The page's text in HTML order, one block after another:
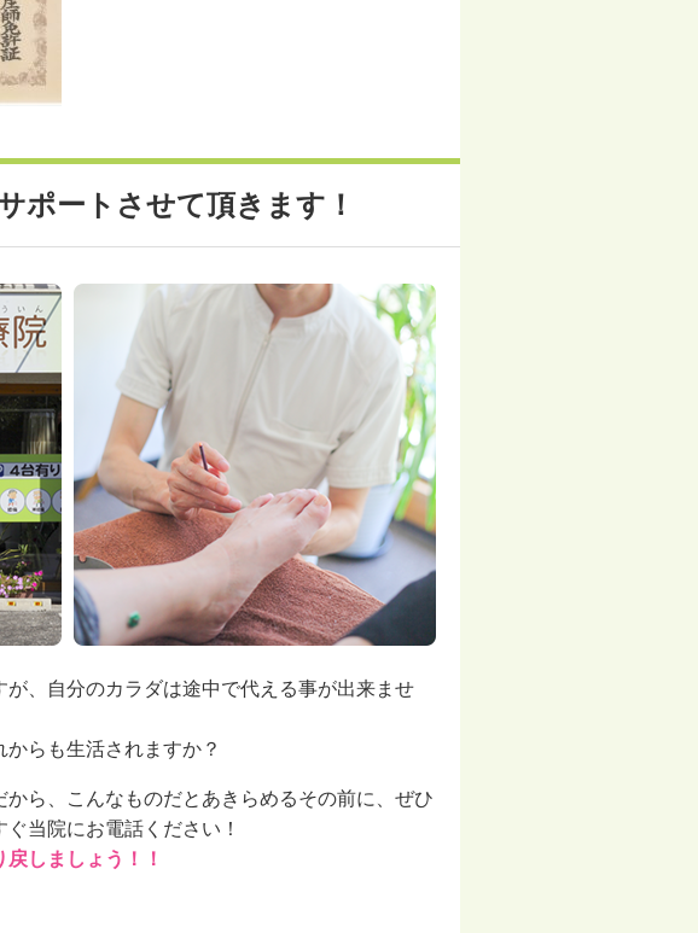
ポートさせて頂きます！
、自分のカラダは途中で代える事が出来ませ
らも生活されますか？
ら、こんなものだとあきらめるその前に、ぜひ
当院にお電話ください！
しましょう！！